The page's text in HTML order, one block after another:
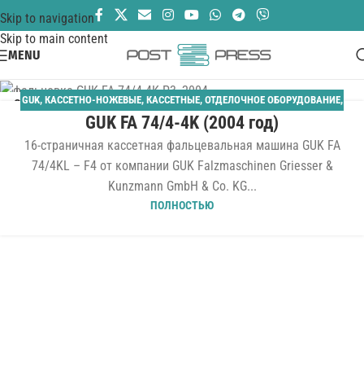
Skip to navigation
Skip to main content
MENU
01GUK, КАССЕТНО-НОЖЕВЫЕ, КАССЕТНЫЕ, ОТДЕЛОЧНОЕ ОБОРУДОВАНИЕ,
ПАЛЛЕТНЫЙ САМОНАКЛАД ,ФАЛЬЦЕВАЛЬНЫЕ
GUK FA 74/4-4K (2004 год)
16-страничная кассетная фальцевальная машина GUK FA
74/4KL – F4 от компании GUK Falzmaschinen Griesser &
Kunzmann GmbH & Co. KG...
ПОЛНОСТЬЮ